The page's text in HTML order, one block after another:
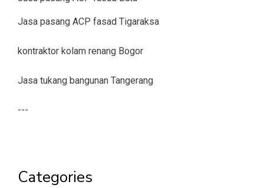
Jasa pasang ACP fasad Tigaraksa
kontraktor kolam renang Bogor
Jasa tukang bangunan Tangerang
---
Categories